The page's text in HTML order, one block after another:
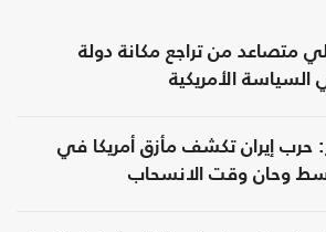
متصاعد من تراجع مكانة دولة
السياسة الأمريكية
حرب إيران تكشف مأزق أمريكا في
وحان وقت الانسحاب